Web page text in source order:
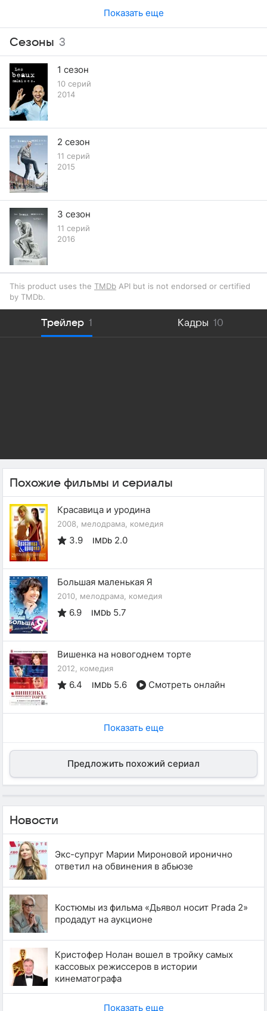
Показать еще
Сезоны 3
1 сезон
10 серий
2014
2 сезон
11 серий
2015
3 сезон
11 серий
2016
This product uses the TMDb API but is not endorsed or certified
by TMDb.
Трейлер 1 Кадры 10
Похожие фильмы и сериалы
Красавица и уродина
2008, мелодрама, комедия
3.9 IMDb 2.0
Большая маленькая Я
2010, мелодрама, комедия
6.9 IMDb 5.7
Вишенка на новогоднем торте
2012, комедия
6.4 IMDb 5.6 Смотреть онлайн
Показать еще
Предложить похожий сериал
Новости
Экс-супруг Марии Мироновой иронично
ответил на обвинения в абьюзе
Костюмы из фильма «Дьявол носит Prada 2»
продадут на аукционе
Кристофер Нолан вошел в тройку самых
кассовых режиссеров в истории
кинематографа
Показать еще